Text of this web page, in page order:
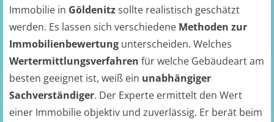
Immobilie in Göldenitzsollte realistisch geschätzt
werden. Es lassen sich verschiedene Methoden zur
Immobilienbewertung unterscheiden. Welches
Wertermittlungsverfahren für welche Gebäudeart am
besten geeignet ist, weiß ein unabhängiger
Sachverständiger. Der Experte ermittelt den Wert
einer Immobilie objektiv und zuverlässig. Er berät beim